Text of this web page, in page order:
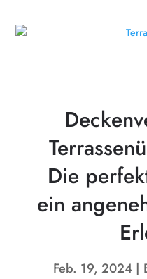
Die
ein
Feb. 19, 2024